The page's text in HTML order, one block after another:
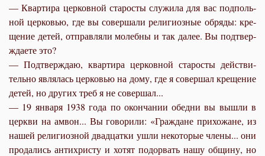
— Квар­ти­ра цер­ков­ной ста­ро­сты слу­жи­ла для вас под­поль­
ной цер­ко­вью, где вы со­вер­ша­ли ре­ли­ги­оз­ные об­ря­ды: кре­
ще­ние де­тей, от­прав­ля­ли мо­леб­ны и так да­лее. Вы под­твер­
жда­е­те это?
— Под­твер­ждаю, квар­ти­ра цер­ков­ной ста­ро­сты дей­стви­
тель­но яв­ля­лась цер­ко­вью на до­му, где я со­вер­шал кре­ще­ние
де­тей, но дру­гих треб я не со­вер­шал...
— 19 ян­ва­ря 1938 го­да по окон­ча­нии обед­ни вы вы­шли в
церк­ви на ам­вон... Вы го­во­ри­ли: «Граж­дане при­хо­жане, из
на­шей ре­ли­ги­оз­ной два­дцат­ки ушли неко­то­рые чле­ны... они
про­да­лись ан­ти­хри­сту и хо­тят по­до­рвать на­шу об­щи­ну, но